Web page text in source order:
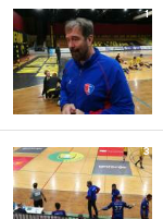
1
3